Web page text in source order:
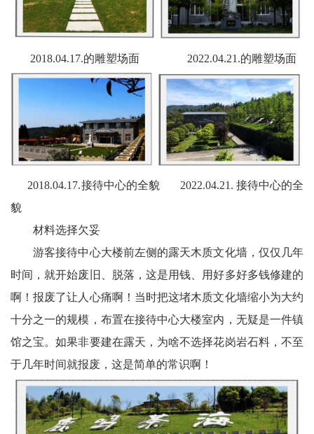
2018.04.17.的雕塑场面 2022.04.21.的雕塑场面
2018.04.17.接待中心的全貌 2022.04.21. 接待中心的全
貌
材料选择欠妥
游客接待中心大楼前左侧的露天木质文化墙，仅仅几年
时间，就开始废旧、脱落，这是用钱、用好多好多钱修建的
啊！报废了让人心痛啊！当时把这堵木质文化墙缩小为大约
十分之一的规模，布置在接待中心大楼室内，无疑是一件镇
馆之宝。如果非要建在露天，为啥不选择花岗岩石料，不至
于几年时间就报废，这是简单的常识啊！